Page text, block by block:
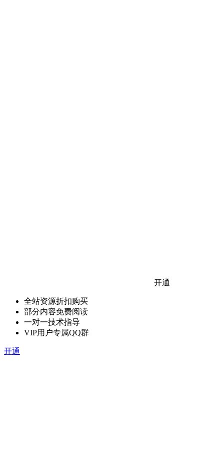
开通
全站资源折扣购买
部分内容免费阅读
一对一技术指导
VIP用户专属QQ群
开通